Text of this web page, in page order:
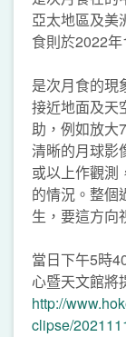
亞太地區及美
食則於2022
是次月食的現
接近地面及天
助，例如放大
清晰的月球影
或以上作觀測
的情況。整個
生，要這方向
當日下午5時
心暨天文館將
http://
clipse/